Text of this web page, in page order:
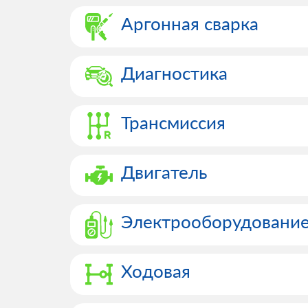
Аргонная сварка
Диагностика
Трансмиссия
Двигатель
Ходовая